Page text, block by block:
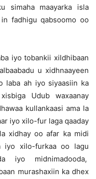
simaha maayarka isla
fadhigu qabsoomo oo
iyo tobankii xildhibaan
u xidhnaayeen
laba ah iyo siyaasiin ka
Udub waxaanay
kullankaasi ama la
iyo xilo-fur laga qaaday
xidhay oo afar ka midi
iyo xilo-furkaa oo lagu
iyo midnimadooda,
murashaxiin ka dhex